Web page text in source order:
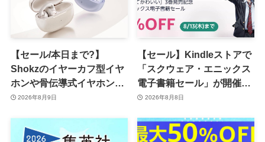
【セール/本日まで?】
Shokzのイヤーカフ型イヤ
ホンや骨伝導式イヤホンが
一律10％のポイント還元に
2026年8月9日
【セール】Kindleストアで
「スクウェア・エニックス
電子書籍セール」が開催中
ｰ コミックやゲーム関連書
2026年8月8日